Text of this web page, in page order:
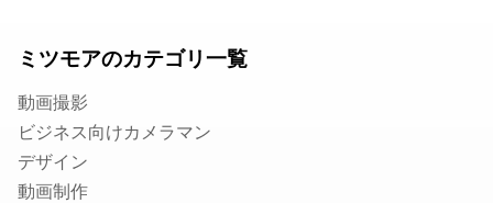
シロアリ駆除
毛虫・チャドクガ駆除
コウモリ駆除
クモ駆除
ハクビシン・アライグマ・狸・イタチ駆除
ミツモアのカテゴリ一覧
動画撮影
ビジネス向けカメラマン
デザイン
動画制作